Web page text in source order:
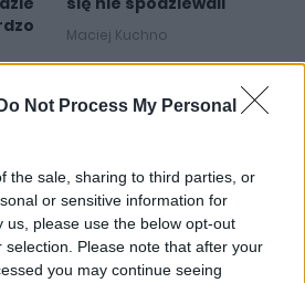
Do Not Process My Personal
the sale, sharing to third parties, or
or sensitive information for
us, please use the below opt-out
Please note that after your
you may continue seeing
Maciej Kuchno
25
CIEKAWOSTKI